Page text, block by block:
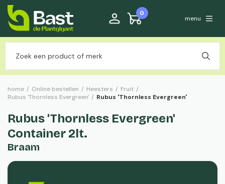
0
menu
home / Online bestellen / Heesters / Fruit /
Rubus 'Thornless Evergreen' / Rubus 'Thornless Evergreen'
Rubus 'Thornless Evergreen'
Container 2lt.
Braam